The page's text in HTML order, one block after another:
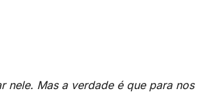
nele. Mas a verdade é que para nos